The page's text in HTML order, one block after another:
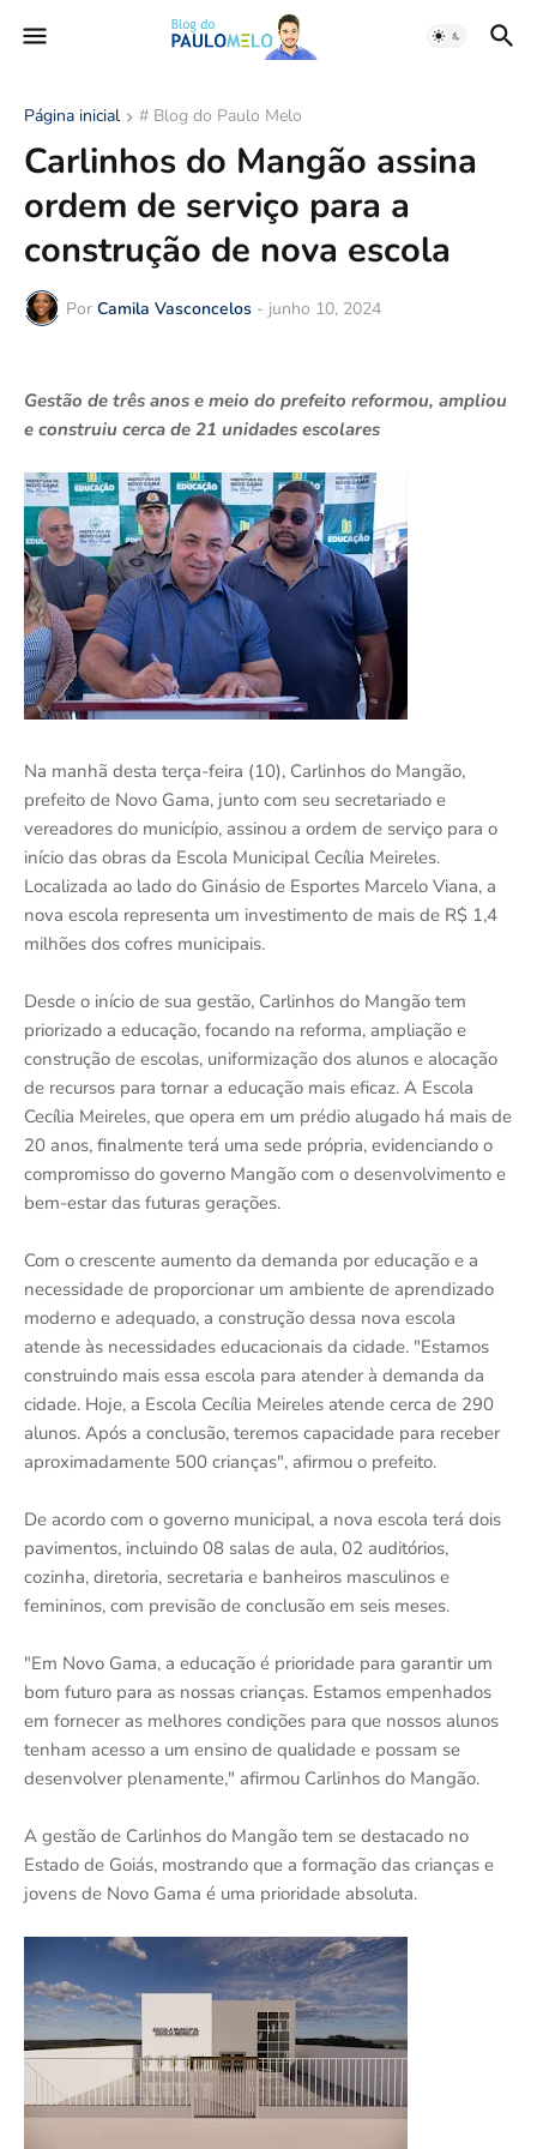
Página inicial # Blog do Paulo Melo
Carlinhos do Mangão assina
ordem de serviço para a
construção de nova escola
Por Camila Vasconcelos - junho 10, 2024
Gestão de três anos e meio do prefeito reformou, ampliou
e construiu cerca de 21 unidades escolares
Na manhã desta terça-feira (10), Carlinhos do Mangão,
prefeito de Novo Gama, junto com seu secretariado e
vereadores do município, assinou a ordem de serviço para o
início das obras da Escola Municipal Cecília Meireles.
Localizada ao lado do Ginásio de Esportes Marcelo Viana, a
nova escola representa um investimento de mais de R$ 1,4
milhões dos cofres municipais.
Desde o início de sua gestão, Carlinhos do Mangão tem
priorizado a educação, focando na reforma, ampliação e
construção de escolas, uniformização dos alunos e alocação
de recursos para tornar a educação mais eficaz. A Escola
Cecília Meireles, que opera em um prédio alugado há mais de
20 anos, finalmente terá uma sede própria, evidenciando o
compromisso do governo Mangão com o desenvolvimento e
bem-estar das futuras gerações.
Com o crescente aumento da demanda por educação e a
necessidade de proporcionar um ambiente de aprendizado
moderno e adequado, a construção dessa nova escola
atende às necessidades educacionais da cidade. "Estamos
construindo mais essa escola para atender à demanda da
cidade. Hoje, a Escola Cecília Meireles atende cerca de 290
alunos. Após a conclusão, teremos capacidade para receber
aproximadamente 500 crianças", afirmou o prefeito.
De acordo com o governo municipal, a nova escola terá dois
pavimentos, incluindo 08 salas de aula, 02 auditórios,
cozinha, diretoria, secretaria e banheiros masculinos e
femininos, com previsão de conclusão em seis meses.
"Em Novo Gama, a educação é prioridade para garantir um
bom futuro para as nossas crianças. Estamos empenhados
em fornecer as melhores condições para que nossos alunos
tenham acesso a um ensino de qualidade e possam se
desenvolver plenamente," afirmou Carlinhos do Mangão.
A gestão de Carlinhos do Mangão tem se destacado no
Estado de Goiás, mostrando que a formação das crianças e
jovens de Novo Gama é uma prioridade absoluta.